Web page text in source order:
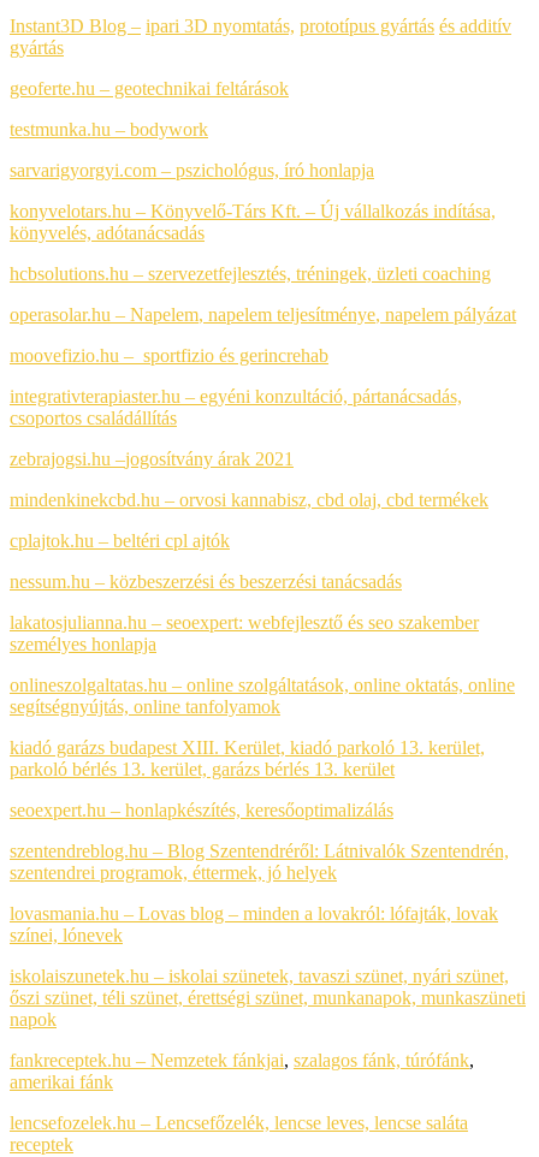
Instant3D Blog – ipari 3D nyomtatás, prototípus gyártás és additív
gyártás
geoferte.hu – geotechnikai feltárások
testmunka.hu – bodywork
sarvarigyorgyi.com – pszichológus, író honlapja
konyvelotars.hu – Könyvelő-Társ Kft. – Új vállalkozás indítása,
könyvelés, adótanácsadás
hcbsolutions.hu – szervezetfejlesztés, tréningek, üzleti coaching
operasolar.hu – Napelem, napelem teljesítménye, napelem pályázat
moovefizio.hu – sportfizio és gerincrehab
integrativterapiaster.hu – egyéni konzultáció, pártanácsadás,
csoportos családállítás
zebrajogsi.hu –jogosítvány árak 2021
mindenkinekcbd.hu – orvosi kannabisz, cbd olaj, cbd termékek
cplajtok.hu – beltéri cpl ajtók
nessum.hu – közbeszerzési és beszerzési tanácsadás
lakatosjulianna.hu – seoexpert: webfejlesztő és seo szakember
személyes honlapja
onlineszolgaltatas.hu – online szolgáltatások, online oktatás, online
segítségnyújtás, online tanfolyamok
kiadó garázs budapest XIII. Kerület, kiadó parkoló 13. kerület,
parkoló bérlés 13. kerület, garázs bérlés 13. kerület
seoexpert.hu – honlapkészítés, keresőoptimalizálás
szentendreblog.hu – Blog Szentendréről: Látnivalók Szentendrén,
szentendrei programok, éttermek, jó helyek
lovasmania.hu – Lovas blog – minden a lovakról: lófajták, lovak
színei, lónevek
iskolaiszunetek.hu – iskolai szünetek, tavaszi szünet, nyári szünet,
őszi szünet, téli szünet, érettségi szünet, munkanapok, munkaszüneti
napok
fankreceptek.hu – Nemzetek fánkjai, szalagos fánk, túrófánk,
amerikai fánk
lencsefozelek.hu – Lencsefőzelék, lencse leves, lencse saláta
receptek